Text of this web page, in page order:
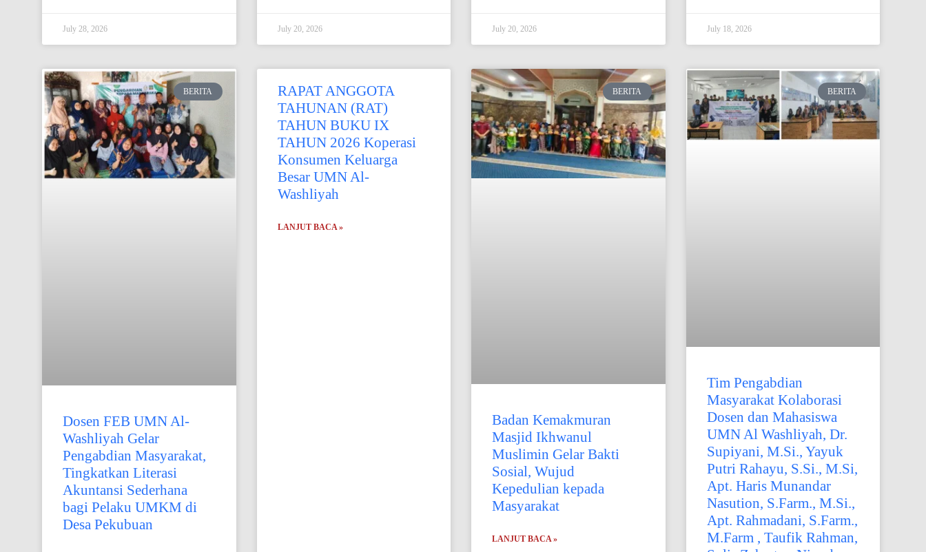
July 28, 2026 July 20, 2026 July 20, 2026 July 18, 2026
BERITA
Dosen FEB UMN Al-
Washliyah Gelar
Pengabdian Masyarakat,
Tingkatkan Literasi
Akuntansi Sederhana
bagi Pelaku UMKM di
Desa Pekubuan
RAPAT ANGGOTA
TAHUNAN (RAT)
TAHUN BUKU IX
TAHUN 2026 Koperasi
Konsumen Keluarga
Besar UMN Al-
Washliyah
LANJUT BACA »
BERITA
Badan Kemakmuran
Masjid Ikhwanul
Muslimin Gelar Bakti
Sosial, Wujud
Kepedulian kepada
Masyarakat
LANJUT BACA »
BERITA
Tim Pengabdian
Masyarakat Kolaborasi
Dosen dan Mahasiswa
UMN Al Washliyah, Dr.
Supiyani, M.Si., Yayuk
Putri Rahayu, S.Si., M.Si,
Apt. Haris Munandar
Nasution, S.Farm., M.Si.,
Apt. Rahmadani, S.Farm.,
M.Farm , Taufik Rahman,